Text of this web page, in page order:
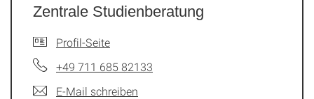
Zentrale Studienberatung
Profil-Seite
+49 711 685 82133
E-Mail schreiben